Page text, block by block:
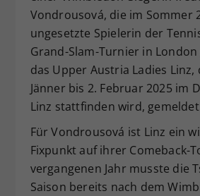
Vondrousová, die im Sommer
ungesetzte Spielerin der
Grand-Slam-Turnier in
das Upper Austria Ladies Linz,
Jänner bis 2. Februar 2025 im
Linz stattfinden wird,
Für Vondrousová ist Linz ein
Fixpunkt auf ihrer Comeback-
vergangenen Jahr musste die
Saison bereits nach dem
Zweck
Dieser Wert
Einstellungen.
zufällig generierte
historische
vorgenommen
Webseiten-
hat.